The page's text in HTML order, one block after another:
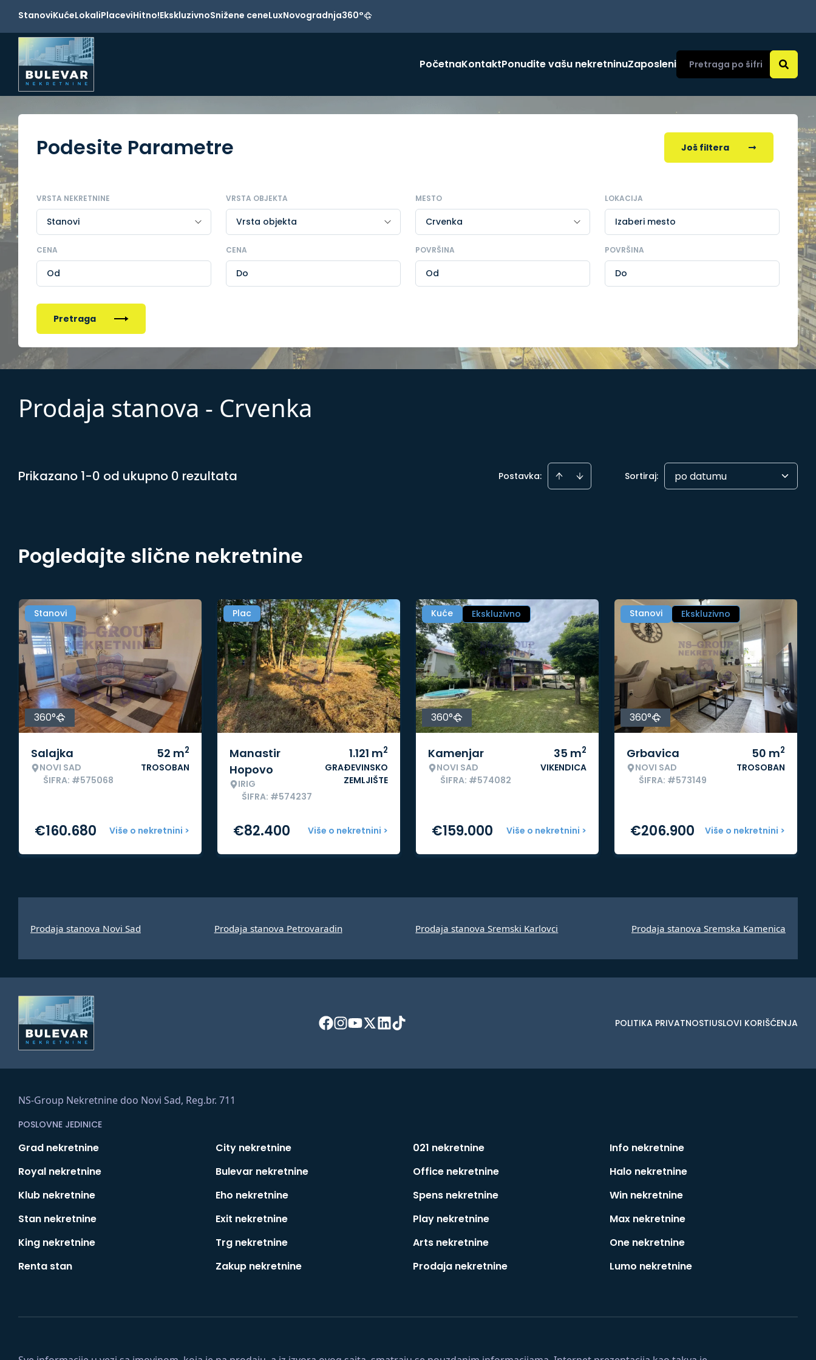
StanoviKućeLokaliPlaceviHitno!EkskluzivnoSnižene ceneLuxNovogradnja360°
PočetnaKontaktPonudite vašu nekretninuZaposleni
Podesite Parametre Još filtera
VRSTA NEKRETNINE VRSTA OBJEKTA MESTO LOKACIJA
Izaberi mesto
CENA CENA POVRŠINA POVRŠINA
Pretraga
Prodaja stanova - Crvenka
Prikazano 1-0 od ukupno 0 rezultata Postavka: Sortiraj: po datumu
Pogledajte slične nekretnine
Stanovi
360°
Salajka
NOVI SAD
ŠIFRA: #575068
52 m2
TROSOBAN
Više o nekretnini >
€160.680
Plac
Manastir
Hopovo
IRIG
ŠIFRA: #574237
1.121 m2
GRAĐEVINSKO
ZEMLJIŠTE
Više o nekretnini >
€82.400
Kuće Ekskluzivno
360°
Kamenjar
NOVI SAD
ŠIFRA: #574082
35 m2
VIKENDICA
Više o nekretnini >
€159.000
Stanovi Ekskluzivno
360°
Grbavica
NOVI SAD
ŠIFRA: #573149
50 m2
TROSOBAN
Više o nekretnini >
€206.900
Prodaja stanova Novi Sad Prodaja stanova Petrovaradin Prodaja stanova Sremski Karlovci Prodaja stanova Sremska Kamenica
POLITIKA PRIVATNOSTIUSLOVI KORIŠĆENJA
NS-Group Nekretnine doo Novi Sad, Reg.br. 711
POSLOVNE JEDINICE
Grad nekretnine City nekretnine 021 nekretnine
Info nekretnine
Royal nekretnine
Bulevar nekretnine Office nekretnine
Halo nekretnine
Klub nekretnine
Eho nekretnine Spens nekretnine
Win nekretnine
Stan nekretnine
Exit nekretnine Play nekretnine
Max nekretnine
King nekretnine
Trg nekretnine Arts nekretnine
One nekretnine
Renta stan
Zakup nekretnine Prodaja nekretnine Lumo nekretnine